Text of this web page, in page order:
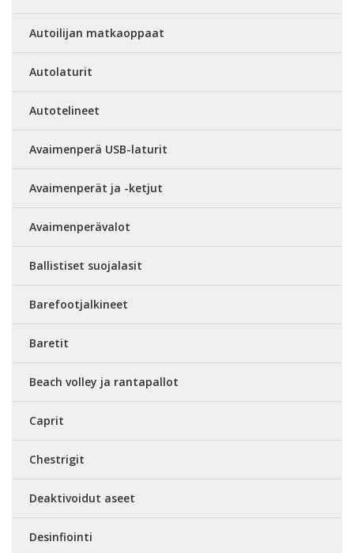
Autoilijan matkaoppaat
Autolaturit
Autotelineet
Avaimenperä USB-laturit
Avaimenperät ja -ketjut
Avaimenperävalot
Ballistiset suojalasit
Barefootjalkineet
Baretit
Beach volley ja rantapallot
Caprit
Chestrigit
Deaktivoidut aseet
Desinfiointi